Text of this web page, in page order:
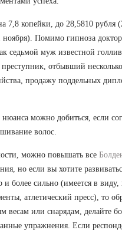
7,8 копейки, до 28,5810 рубля
ноября). Помимо гипноза
седьмой муж известной
отбывший
продажу поддельных
можно добиться, если
волос.
можно повышать все
но если вы хотите
более сильно (имеется в виду,
атлетический пресс), то
весам или снарядам, делайте
упражнения. Если